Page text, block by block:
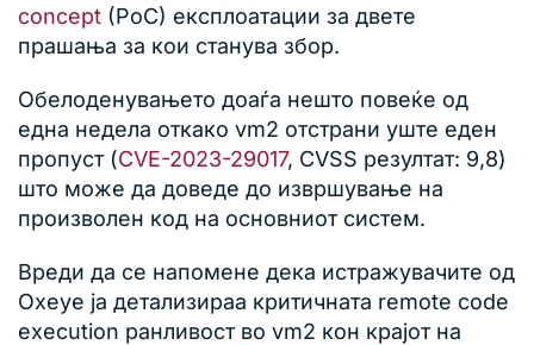
concept (PoC) експлоатации за двете
прашања за кои станува збор.
Обелоденувањето доаѓа нешто повеќе од
една недела откако vm2 отстрани уште еден
пропуст (CVE-2023-29017, CVSS резултат: 9,8)
што може да доведе до извршување на
произволен код на основниот систем.
Вреди да се напомене дека истражувачите од
Oxeye ја детализираа критичната remote code
execution ранливост во vm2 кон крајот на